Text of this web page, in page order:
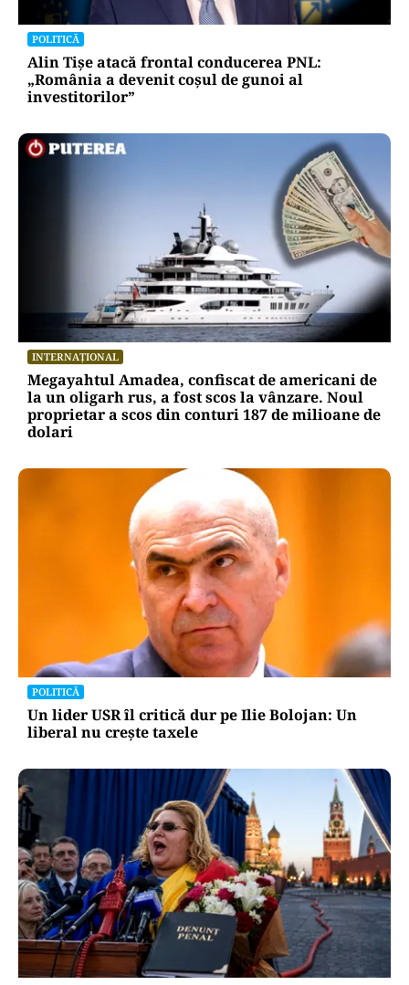
POLITICĂ
Alin Tișe atacă frontal conducerea PNL:
„România a devenit coșul de gunoi al
investitorilor”
INTERNAȚIONAL
Megayahtul Amadea, confiscat de americani de
la un oligarh rus, a fost scos la vânzare. Noul
proprietar a scos din conturi 187 de milioane de
dolari
POLITICĂ
Un lider USR îl critică dur pe Ilie Bolojan: Un
liberal nu crește taxele